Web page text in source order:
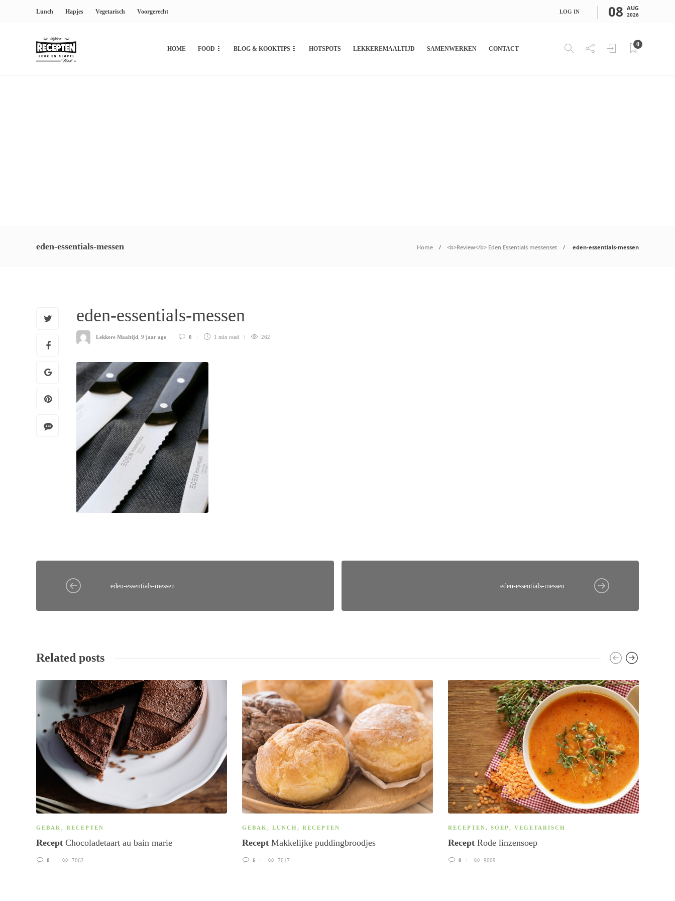
Lunch Hapjes Vegetarisch Voorgerecht LOG IN 08 AUG
2026
HOME FOOD BLOG & KOOKTIPS HOTSPOTS LEKKEREMAALTIJD SAMENWERKEN CONTACT
0
eden-essentials-messen Home <b>Review</b> Eden Essentials messenset eden-essentials-messen
eden-essentials-messen
Lekkere Maaltijd 9 jaar ago 0 1 min read 262
eden-essentials-messen eden-essentials-messen
Related posts
GEBAK , RECEPTEN
Recept Chocoladetaart au bain marie
0 7062
GEBAK , LUNCH, RECEPTEN
Recept Makkelijke puddingbroodjes
6 7017
RECEPTEN, SOEP, VEGETARISCH
Recept Rode linzensoep
0 9009